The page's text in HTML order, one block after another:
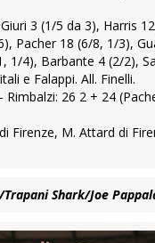
Giuri 3 (1/5 da 3), Harris
Pacher 18 (6/8, 1/3),
1/4), Barbante 4 (2/2),
e Falappi. All. Finelli.
Rimbalzi: 26 2 + 24
Firenze, M. Attard di
Shark/Joe